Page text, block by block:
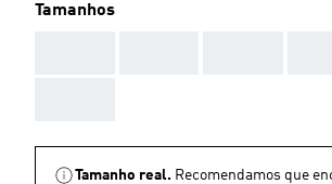
Tamanhos
Tamanho real. Recomendamos que